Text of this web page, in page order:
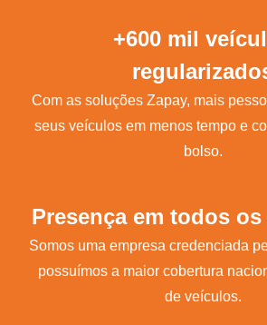
+600 mil
Com as soluções Zapay, mais
seus veículos em menos tempo e
bolso.
Presença em todos os
Somos uma empresa credenciada
possuímos a maior cobertura
de veículos.